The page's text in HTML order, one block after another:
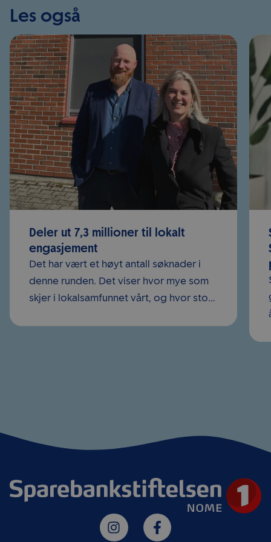
Les også
Deler ut 7,3 millioner til lokalt
engasjement
Det har vært et høyt antall søknader i
denne runden. Det viser hvor mye som
skjer i lokalsamfunnet vårt, og hvor stort